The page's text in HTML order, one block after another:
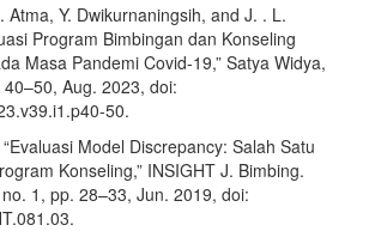
Atma, Y. Dwikurnaningsih, and J. . L.
Program Bimbingan dan Konseling
Masa Pandemi Covid-19,” Satya Widya,
Aug. 2023, doi:
50.
Model Discrepancy: Salah Satu
Konseling,” INSIGHT J. Bimbing.
1, pp. 28–33, Jun. 2019, doi: